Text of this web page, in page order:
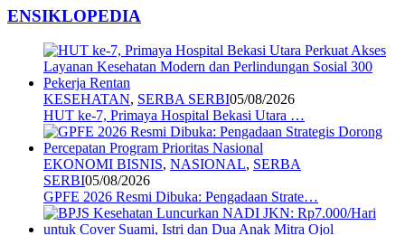
ENSIKLOPEDIA
KESEHATAN, SERBA SERBI05/08/2026
HUT ke-7, Primaya Hospital Bekasi Utara …
EKONOMI BISNIS, NASIONAL, SERBA
SERBI05/08/2026
GPFE 2026 Resmi Dibuka: Pengadaan Strate…